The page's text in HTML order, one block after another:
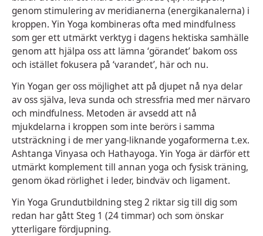
genom stimulering av meridianerna (energikanalerna) i
kroppen. Yin Yoga kombineras ofta med mindfulness
som ger ett utmärkt verktyg i dagens hektiska samhälle
genom att hjälpa oss att lämna ‘görandet’ bakom oss
och istället fokusera på ‘varandet’, här och nu.
Yin Yogan ger oss möjlighet att på djupet nå nya delar
av oss själva, leva sunda och stressfria med mer närvaro
och mindfulness. Metoden är avsedd att nå
mjukdelarna i kroppen som inte berörs i samma
utsträckning i de mer yang-liknande yogaformerna t.ex.
Ashtanga Vinyasa och Hathayoga. Yin Yoga är därför ett
utmärkt komplement till annan yoga och fysisk träning,
genom ökad rörlighet i leder, bindväv och ligament.
Yin Yoga Grundutbildning steg 2 riktar sig till dig som
redan har gått Steg 1 (24 timmar) och som önskar
ytterligare fördjupning.